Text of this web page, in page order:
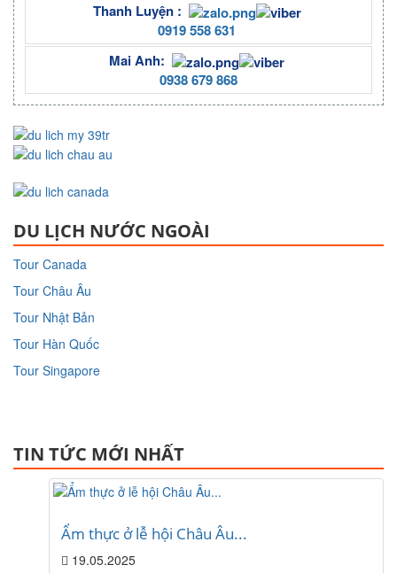
Thanh Luyện :
0919 558 631
Mai Anh:
0938 679 868
DU LỊCH NƯỚC NGOÀI
Tour Canada
Tour Châu Âu
Tour Nhật Bản
Tour Hàn Quốc
Tour Singapore
TIN TỨC MỚI NHẤT
Ẩm thực ở lễ hội Châu Âu...
19.05.2025